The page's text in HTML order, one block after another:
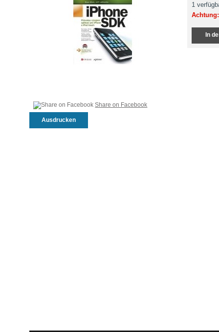
Share on Facebook
Ausdrucken
1